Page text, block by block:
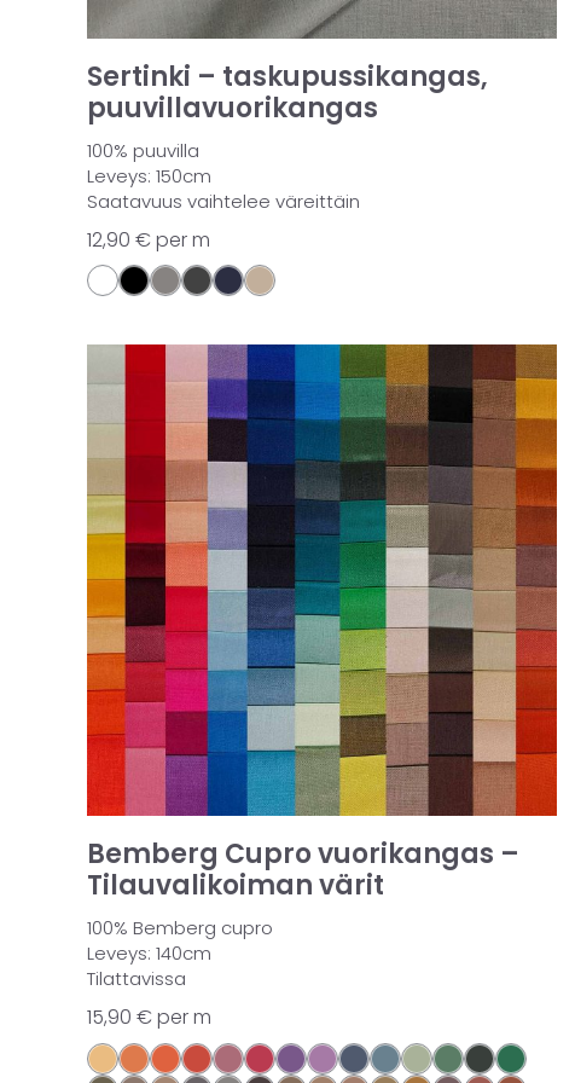
Sertinki – taskupussikangas,
puuvillavuorikangas
100% puuvilla
Leveys: 150cm
Saatavuus vaihtelee väreittäin
12,90 €per m
Bemberg Cupro vuorikangas –
Tilauvalikoiman värit
100% Bemberg cupro
Leveys: 140cm
Tilattavissa
15,90 €per m